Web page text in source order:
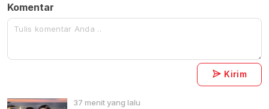
Komentar
Kirim
37 menit yang lalu